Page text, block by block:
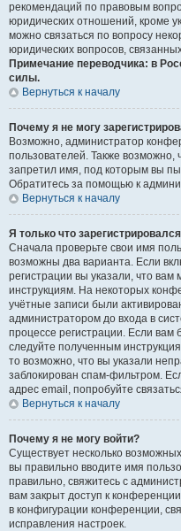
рекомендаций по правовым
юридических отношений, кроме
можно связаться по вопросу
юридических вопросов,
Примечание переводчика: в
силы.
Вернуться к началу
Почему я не могу
Возможно, администратор
пользователей. Также возможно,
запретил имя, под которым вы
Обратитесь за помощью к
Вернуться к началу
Я только что
Сначала проверьте свои имя
возможны два варианта. Если
регистрации вы указали, что
инструкциям. На некоторых
учётные записи были
администратором до входа в
процессе регистрации. Если
следуйте полученным
то возможно, что вы указали
заблокирован спам-фильтром.
адрес email, попробуйте
Вернуться к началу
Почему я не могу войти?
Существует несколько
вы правильно вводите имя
правильно, свяжитесь с
вам закрыт доступ к
в конфигурации конференции,
исправления настроек.